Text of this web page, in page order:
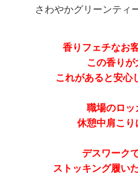
さわやかグリーンティ
香りフェチなお
この香り
これがあると安心
職場のロッ
休憩中肩こり
デスワーク
ストッキング履い